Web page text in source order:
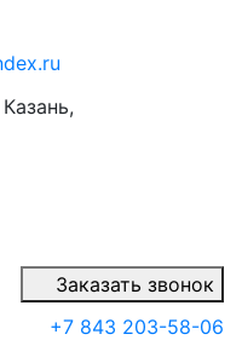
Заказать звонок
+7 843 203-58-06